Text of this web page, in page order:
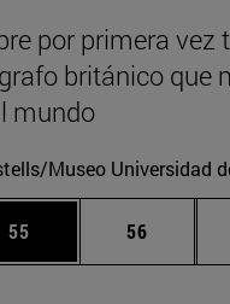
por primera vez
británico que
mundo
Museo Universidad
TAB para desplazarse.
Página
55 Página
56